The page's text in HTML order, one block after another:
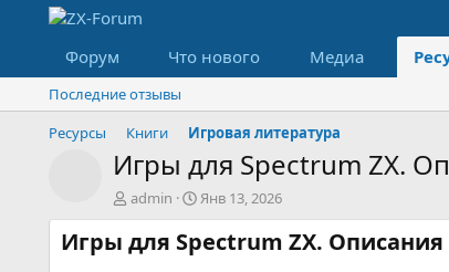
Форум Что нового Медиа
Последние отзывы
Ресурсы
Книги Игровая литература
Значок ресурса
Игры для Spectrum ZX.
А
в
т
о
admin
Д
а
т
Янв 13, 2026
Игры для Spectrum ZX.